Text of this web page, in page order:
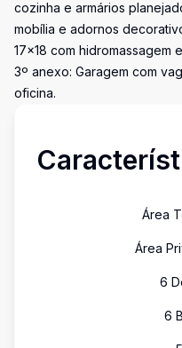
cozinha e armários
mobília e adornos
17x18 com hidromassagem
3º anexo: Garagem com
oficina.
Área
Área
6
6